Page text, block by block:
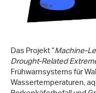
Das Projekt “Machine-
Drought-Related
Frühwarnsystems für
Wassertemperaturen,